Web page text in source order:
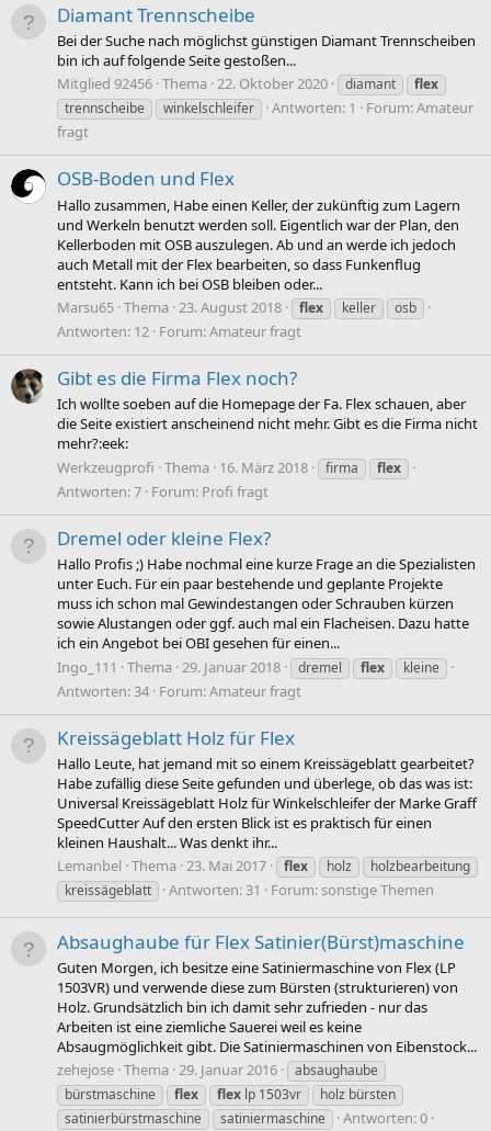
Diamant Trennscheibe
Bei der Suche nach möglichst günstigen Diamant Trennscheiben
bin ich auf folgende Seite gestoßen...
Mitglied 92456 Thema 22. Oktober 2020 diamant
flex
trennscheibe
winkelschleifer Antworten: 1 Forum:Amateur
fragt
OSB-Boden und Flex
Hallo zusammen, Habe einen Keller, der zukünftig zum Lagern
und Werkeln benutzt werden soll. Eigentlich war der Plan, den
Kellerboden mit OSB auszulegen. Ab und an werde ich jedoch
auch Metall mit der Flex bearbeiten, so dass Funkenflug
entsteht. Kann ich bei OSB bleiben oder...
Marsu65 Thema 23. August 2018 flex keller osb
Antworten: 12 Forum:Amateur fragt
Gibt es die Firma Flex noch?
Ich wollte soeben auf die Homepage der Fa. Flex schauen, aber
die Seite existiert anscheinend nicht mehr. Gibt es die Firma nicht
mehr?:eek:
Werkzeugprofi Thema 16. März 2018 firma flex
Antworten: 7 Forum: Profi fragt
Dremel oder kleine Flex?
Hallo Profis ;) Habe nochmal eine kurze Frage an die Spezialisten
unter Euch. Für ein paar bestehende und geplante Projekte
muss ich schon mal Gewindestangen oder Schrauben kürzen
sowie Alustangen oder ggf. auch mal ein Flacheisen. Dazu hatte
ich ein Angebot bei OBI gesehen für einen...
Ingo_111
Thema 29. Januar 2018 dremel flex kleine
Antworten: 34 Forum:Amateur fragt
Kreissägeblatt Holz für Flex
Hallo Leute, hat jemand mit so einem Kreissägeblatt gearbeitet?
Habe zufällig diese Seite gefunden und überlege, ob das was ist:
Universal Kreissägeblatt Holz für Winkelschleifer der Marke Graff
SpeedCutter Auf den ersten Blick ist es praktisch für einen
kleinen Haushalt... Was denkt ihr...
Lemanbel Thema 23. Mai 2017 flex holz
holzbearbeitung
kreissägeblatt
Antworten: 31 Forum:sonstige Themen
Absaughaube für Flex Satinier(Bürst)maschine
Guten Morgen, ich besitze eine Satiniermaschine von Flex (LP
1503VR) und verwende diese zum Bürsten (strukturieren) von
Holz. Grundsätzlich bin ich damit sehr zufrieden - nur das
Arbeiten ist eine ziemliche Sauerei weil es keine
Absaugmöglichkeit gibt. Die Satiniermaschinen von Eibenstock...
zehejose Thema 29. Januar 2016
absaughaube
bürstmaschine
flex flex lp 1503vr
holz bürsten
satinierbürstmaschine
satiniermaschine
Antworten: 0